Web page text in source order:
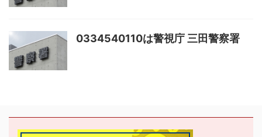
0334540110は警視庁 三田警察署